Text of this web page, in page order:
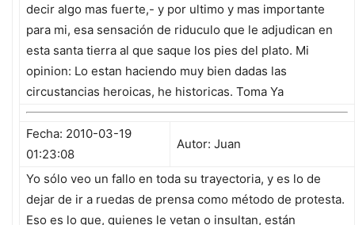
decir algo mas fuerte,- y por ultimo y mas importante
para mi, esa sensación de riduculo que le adjudican en
esta santa tierra al que saque los pies del plato. Mi
opinion: Lo estan haciendo muy bien dadas las
circustancias heroicas, he historicas. Toma Ya
Fecha: 2010-03-19
01:23:08
Autor: Juan
Yo sólo veo un fallo en toda su trayectoria, y es lo de
dejar de ir a ruedas de prensa como método de protesta.
Eso es lo que, quienes le vetan o insultan, están